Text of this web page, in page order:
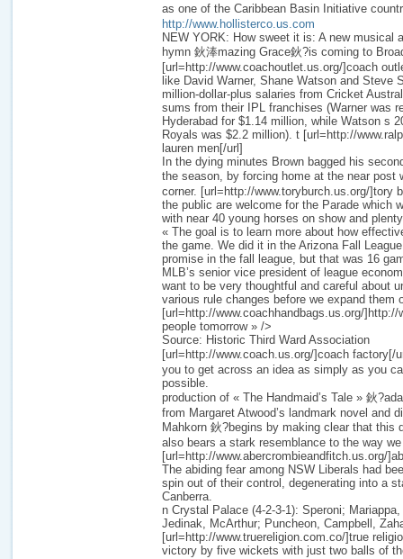
as one of the Caribbean Basin Initiative
http://www.hollisterco.us.com
NEW YORK: How sweet it is: A new musical
hymn 鈥淎mazing Grace鈥?is coming to
[url=http://www.coachoutlet.us.org/]coach
like David Warner, Shane Watson and Steve
million-dollar-plus salaries from Cricket
sums from their IPL franchises (Warner was
Hyderabad for $1.14 million, while Watson s
Royals was $2.2 million). t [url=http://
lauren men[/url]
In the dying minutes Brown bagged his
the season, by forcing home at the near post
corner. [url=http://www.toryburch.us.org/]tory
the public are welcome for the Parade which
with near 40 young horses on show and
« The goal is to learn more about how
the game. We did it in the Arizona Fall
promise in the fall league, but that was 16
MLB’s senior vice president of league
want to be very thoughtful and careful about
various rule changes before we expand them
[url=http://www.coachhandbags.us.org/
people tomorrow » />
Source: Historic Third Ward Association
[url=http://www.coach.us.org/]coach factory[/
you to get across an idea as simply as you
possible.
production of « The Handmaid’s Tale » 鈥
from Margaret Atwood’s landmark novel and
Mahkorn 鈥?begins by making clear that this
also bears a stark resemblance to the way
[url=http://www.abercrombieandfitch.us.org/
The abiding fear among NSW Liberals had
spin out of their control, degenerating into a
Canberra.
n Crystal Palace (4-2-3-1): Speroni;
Jedinak, McArthur; Puncheon, Campbell,
[url=http://www.truereligion.com.co/]true
victory by five wickets with just two balls of